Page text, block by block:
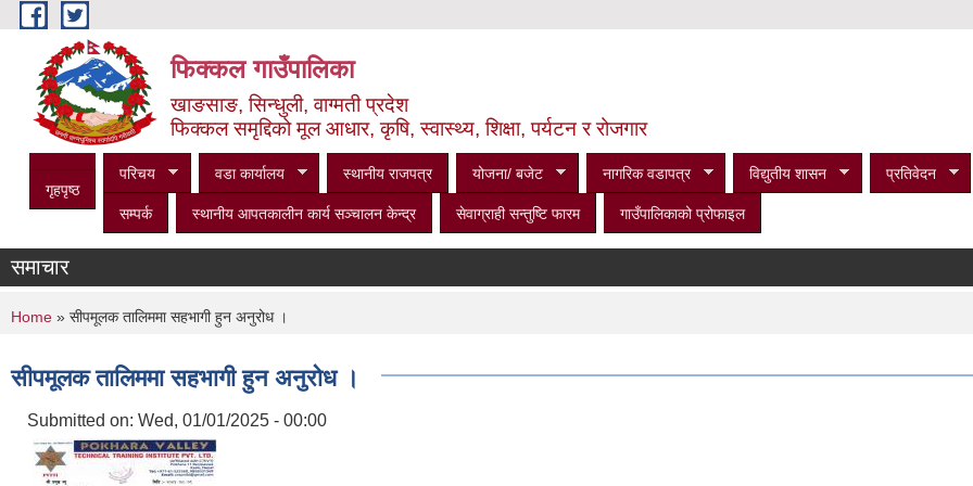
Skip to main content
फिक्कल गाउँपालिका
खाङसाङ, सिन्धुली, वाग्मती प्रदेश
फिक्कल समृद्दिको मूल आधार, कृषि, स्वास्थ्य, शिक्षा, पर्यटन र रोजगार
गृहपृष्ठ
परिचय वडा कार्यालय स्थानीय राजपत्र योजना/ बजेट नागरिक वडापत्र विद्युतीय शासन प्रतिवेदन
सम्पर्क स्थानीय आपतकालीन कार्य सञ्‍चालन केन्द्र सेवाग्राही सन्तुष्टि फारम गाउँपालिकाको प्रोफाइल
समाचार
You are here
Home » सीपमूलक तालिममा सहभागी हुन अनुरोध ।
सीपमूलक तालिममा सहभागी हुन अनुरोध ।
Submitted on: Wed, 01/01/2025 - 00:00